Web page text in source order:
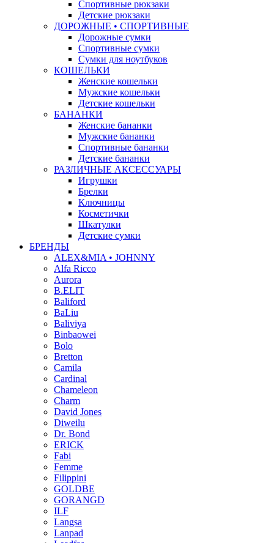
Спортивные рюкзаки
Детские рюкзаки
ДОРОЖНЫЕ • СПОРТИВНЫЕ
Дорожные сумки
Спортивные сумки
Сумки для ноутбуков
КОШЕЛЬКИ
Женские кошельки
Мужские кошельки
Детские кошельки
БАНАНКИ
Женские бананки
Мужские бананки
Спортивные бананки
Детские бананки
РАЗЛИЧНЫЕ АКСЕССУАРЫ
Игрушки
Брелки
Ключницы
Косметички
Шкатулки
Детские сумки
БРЕНДЫ
ALEX&MIA • JOHNNY
Alfa Ricco
Aurora
B.ELIT
Baliford
BaLiu
Baliviya
Binbaowei
Bolo
Bretton
Camila
Cardinal
Chameleon
Charm
David Jones
Diweilu
Dr. Bond
ERICK
Fabi
Femme
Filippini
GOLDBE
GORANGD
ILF
Langsa
Lanpad